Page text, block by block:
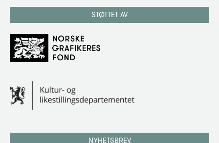
STØTTET AV
NYHETSBREV